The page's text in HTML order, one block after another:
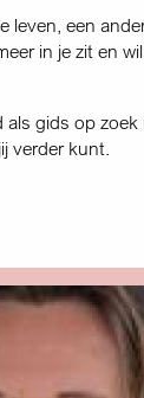
leven, een
in je zit en
gids op
verder kunt.